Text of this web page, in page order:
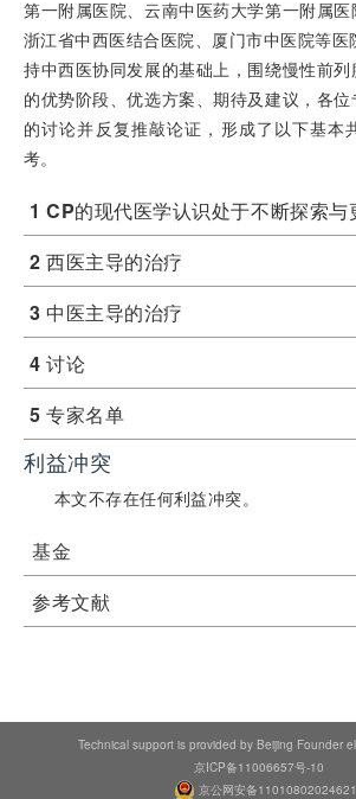
第一附属医院、云南中医药大学第一附属医
浙江省中西医结合医院、厦门市中医院等
持中西医协同发展的基础上，围绕慢性前
的优势阶段、优选方案、期待及建议，各
的讨论并反复推敲论证，形成了以下基本
考。
1 CP的现代医学认识处于不断探索与
2西医主导的治疗
3 中医主导的治疗
4讨论
5专家名单
利益冲突
本文不存在任何利益冲突。
基金
参考文献
Technical support is provided by Beijing Founder
京ICP备11006657号-10
京公网安备11010802024621